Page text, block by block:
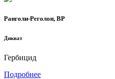
Ранголи-Реголон, ВР
Дикват
Гербицид
Подробнее